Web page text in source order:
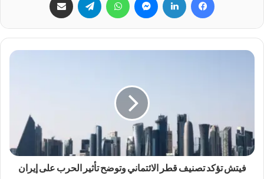
فيتش تؤكد تصنيف قطر الائتماني وتوضح تأثير الحرب على إيران